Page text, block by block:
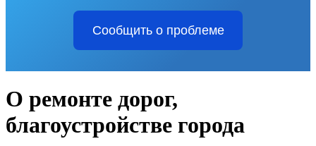
Сообщить о проблеме
О ремонте дорог,
благоустройстве города